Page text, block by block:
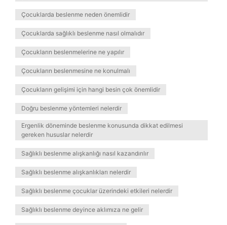
Çocuklarda beslenme neden önemlidir
Çocuklarda sağlıklı beslenme nasıl olmalıdır
Çocukların beslenmelerine ne yapılır
Çocukların beslenmesine ne konulmalı
Çocukların gelişimi için hangi besin çok önemlidir
Doğru beslenme yöntemleri nelerdir
Ergenlik döneminde beslenme konusunda dikkat edilmesi
gereken hususlar nelerdir
Sağlıklı beslenme alışkanlığı nasıl kazandırılır
Sağlıklı beslenme alışkanlıkları nelerdir
Sağlıklı beslenme çocuklar üzerindeki etkileri nelerdir
Sağlıklı beslenme deyince aklımıza ne gelir